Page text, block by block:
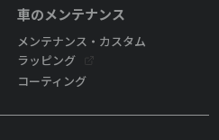
車のメンテナンス
メンテナンス・カスタム
ラッピング
コーティング